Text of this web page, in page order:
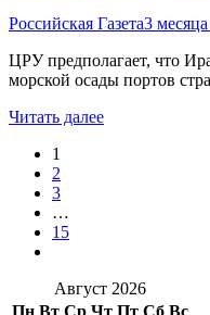
Российская Газета3
ЦРУ предполагает, что
морской осады портов
Читать далее
1
2
3
…
15
Август 2026
Пн Вт Ср Чт Пт Сб Вс